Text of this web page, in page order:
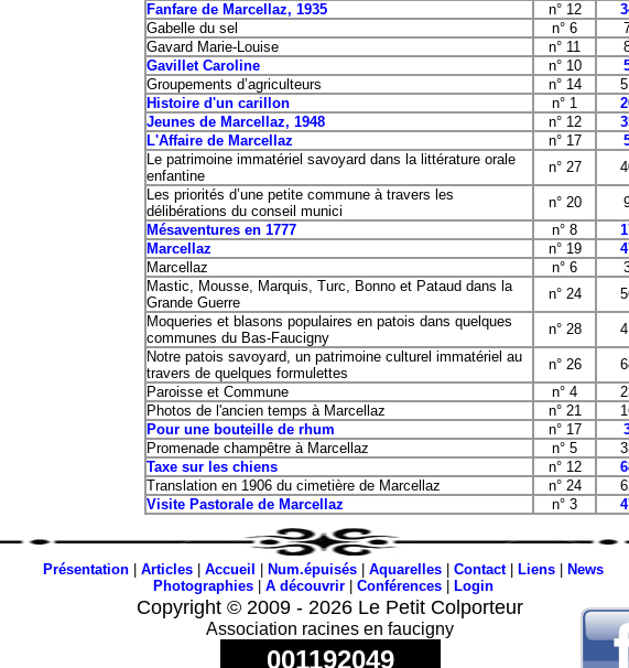
Fanfare de Marcellaz, 1935
n° 12
Gabelle du sel
n° 6
Gavard Marie-Louise
n° 11
Gavillet Caroline
n° 10
Groupements d’agriculteurs
n° 14
Histoire d'un carillon
n° 1
Jeunes de Marcellaz, 1948
n° 12
L'Affaire de Marcellaz
n° 17
Le patrimoine immatériel savoyard dans la littérature orale
enfantine
n° 27
Les priorités d’une petite commune à travers les
délibérations du conseil munici
n° 20
Mésaventures en 1777
n° 8
Marcellaz
n° 19
Marcellaz
n° 6
Mastic, Mousse, Marquis, Turc, Bonno et Pataud dans la
Grande Guerre
n° 24
Moqueries et blasons populaires en patois dans quelques
communes du Bas-Faucigny
n° 28
Notre patois savoyard, un patrimoine culturel immatériel au
travers de quelques formulettes
n° 26
Paroisse et Commune
n° 4
Photos de l'ancien temps à Marcellaz
n° 21
Pour une bouteille de rhum
n° 17
Promenade champêtre à Marcellaz
n° 5
Taxe sur les chiens
n° 12
Translation en 1906 du cimetière de Marcellaz
n° 24
Visite Pastorale de Marcellaz
n° 3
Présentation Articles Accueil Num.épuisés Aquarelles Contact| Liens
News
Photographies
A découvrir Conférences Login
Copyright © 2009 - 2026 Le Petit Colporteur
Association racines en faucigny
001192049